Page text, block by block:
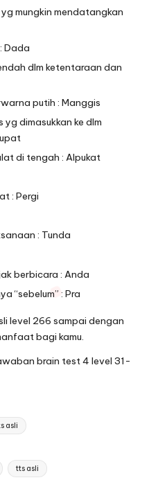
mungkin mendatangkan
Dada
dlm ketentaraan dan
putih : Manggis
dimasukkan ke dlm
di tengah : Alpukat
: Pergi
: Tunda
berbicara : Anda
“sebelum” : Pra
level 266 sampai dengan
bagi kamu.
brain test 4 level 31-
asli
tts asli